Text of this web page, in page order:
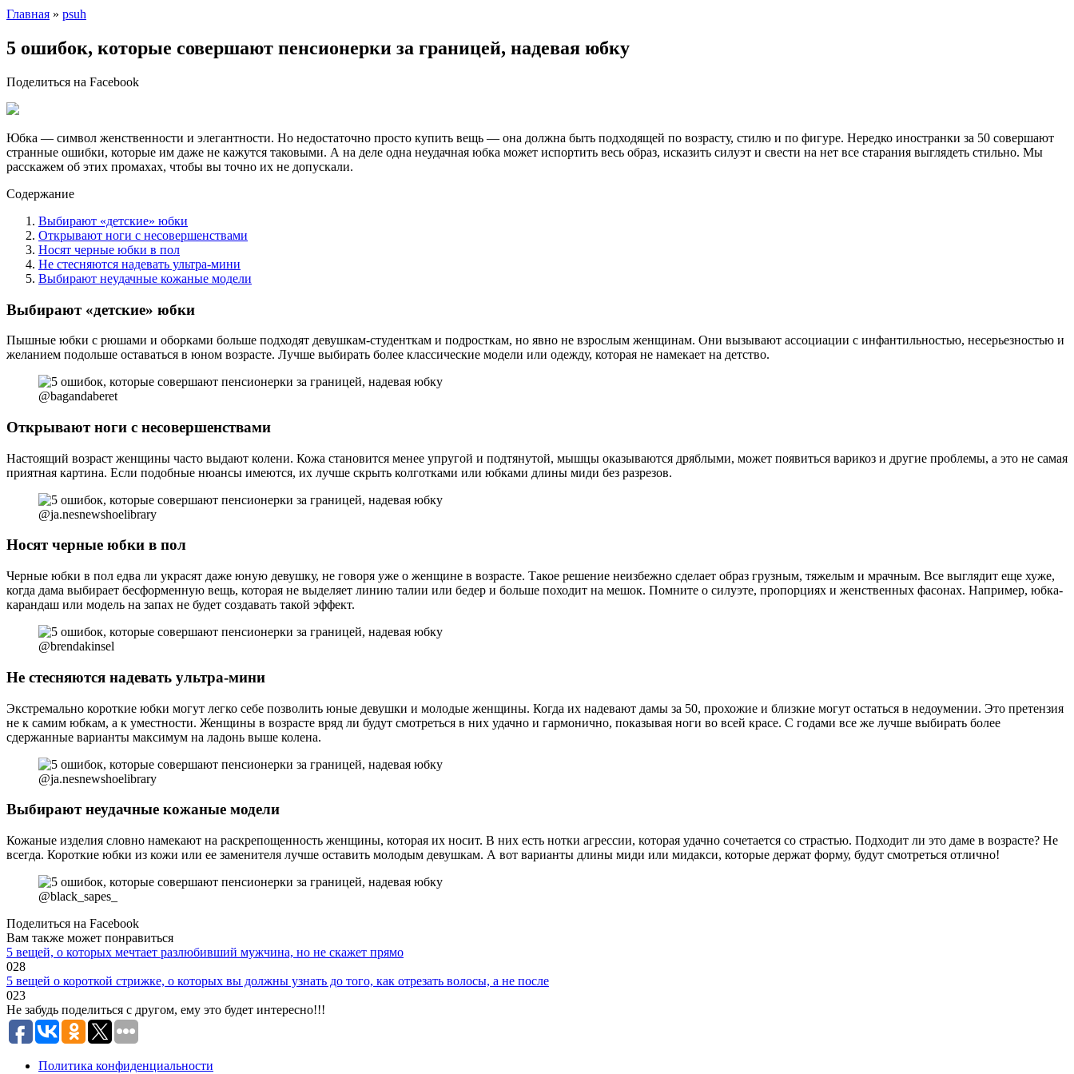
Главная » psuh
5 ошибок, которые совершают пенсионерки за границей, надевая юбку
Поделиться на Facebook
Юбка — символ женственности и элегантности. Но недостаточно просто купить вещь — она должна быть подходящей по возрасту, стилю и по фигуре. Нередко иностранки за 50 совершают
странные ошибки, которые им даже не кажутся таковыми. А на деле одна неудачная юбка может испортить весь образ, исказить силуэт и свести на нет все старания выглядеть стильно. Мы
расскажем об этих промахах, чтобы вы точно их не допускали.
Содержание
Выбирают «детские» юбки
Открывают ноги с несовершенствами
Носят черные юбки в пол
Не стесняются надевать ультра-мини
Выбирают неудачные кожаные модели
Выбирают «детские» юбки
Пышные юбки с рюшами и оборками больше подходят девушкам-студенткам и подросткам, но явно не взрослым женщинам. Они вызывают ассоциации с инфантильностью, несерьезностью и
желанием подольше оставаться в юном возрасте. Лучше выбирать более классические модели или одежду, которая не намекает на детство.
@bagandaberet
Открывают ноги с несовершенствами
Настоящий возраст женщины часто выдают колени. Кожа становится менее упругой и подтянутой, мышцы оказываются дряблыми, может появиться варикоз и другие проблемы, а это не самая
приятная картина. Если подобные нюансы имеются, их лучше скрыть колготками или юбками длины миди без разрезов.
@ja.nesnewshoelibrary
Носят черные юбки в пол
Черные юбки в пол едва ли украсят даже юную девушку, не говоря уже о женщине в возрасте. Такое решение неизбежно сделает образ грузным, тяжелым и мрачным. Все выглядит еще хуже,
когда дама выбирает бесформенную вещь, которая не выделяет линию талии или бедер и больше походит на мешок. Помните о силуэте, пропорциях и женственных фасонах. Например, юбка-
карандаш или модель на запах не будет создавать такой эффект.
@brendakinsel
Не стесняются надевать ультра-мини
Экстремально короткие юбки могут легко себе позволить юные девушки и молодые женщины. Когда их надевают дамы за 50, прохожие и близкие могут остаться в недоумении. Это претензия
не к самим юбкам, а к уместности. Женщины в возрасте вряд ли будут смотреться в них удачно и гармонично, показывая ноги во всей красе. С годами все же лучше выбирать более
сдержанные варианты максимум на ладонь выше колена.
@ja.nesnewshoelibrary
Выбирают неудачные кожаные модели
Кожаные изделия словно намекают на раскрепощенность женщины, которая их носит. В них есть нотки агрессии, которая удачно сочетается со страстью. Подходит ли это даме в возрасте? Не
всегда. Короткие юбки из кожи или ее заменителя лучше оставить молодым девушкам. А вот варианты длины миди или мидакси, которые держат форму, будут смотреться отлично!
@black_sapes_
Поделиться на Facebook
Вам также может понравиться
5 вещей, о которых мечтает разлюбивший мужчина, но не скажет прямо
028
5 вещей о короткой стрижке, о которых вы должны узнать до того, как отрезать волосы, а не после
023
Не забудь поделиться с другом, ему это будет интересно!!!
Политика конфиденциальности